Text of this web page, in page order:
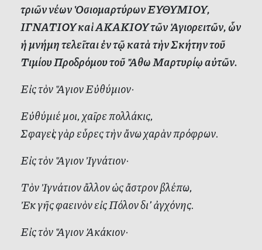
τριῶν νέων Ὁσιομαρτύρων ΕΥΘΥΜΙΟΥ,
ΙΓΝΑΤΙΟΥ καὶ ΑΚΑΚΙΟΥ τῶν Ἁγιορειτῶν, ὧν
ἡ μνήμη τελεῖται ἐν τῷ κατὰ τὴν Σκήτην τοῦ
Τιμίου Προδρόμου τοῦ Ἄθω Μαρτυρίῳ αὐτῶν.
Εἰς τὸν Ἅγιον Εὐθύμιον·
Εὐθύμιέ μοι, χαῖρε πολλάκις,
Σφαγεὶς γὰρ εὗρες τὴν ἄνω χαρὰν πρόφρων.
Εἰς τὸν Ἅγιον Ἰγνάτιον·
Τὸν Ἰγνάτιον ἄλλον ὡς ἄστρον βλέπω,
Ἐκ γῆς φαεινὸν εἰς Πόλον δι’ ἀγχόνης.
Εἰς τὸν Ἅγιον Ἀκάκιον·